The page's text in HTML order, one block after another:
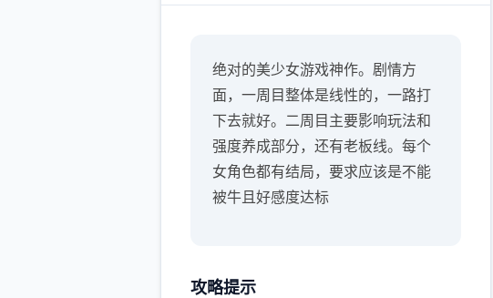
绝对的美少女游戏神作。剧情方
面，一周目整体是线性的，一路打
下去就好。二周目主要影响玩法和
强度养成部分，还有老板线。每个
女角色都有结局，要求应该是不能
被牛且好感度达标
攻略提示